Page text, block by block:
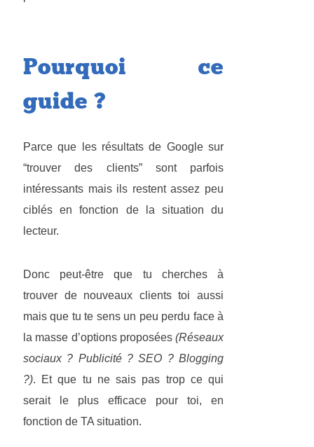
Pourquoi ce
guide ?
Parce que les résultats de Google sur
“trouver des clients” sont parfois
intéressants mais ils restent assez peu
ciblés en fonction de la situation du
lecteur.
Donc peut-être que tu cherches à
trouver de nouveaux clients toi aussi
mais que tu te sens un peu perdu face à
la masse d’options proposées (Réseaux
sociaux ? Publicité ? SEO ? Blogging
?). Et que tu ne sais pas trop ce qui
serait le plus efficace pour toi, en
fonction de TA situation.